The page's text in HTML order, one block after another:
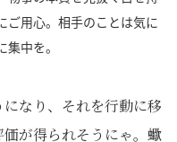
ご用心。相手のことは気に
中を。
なり、それを行動に移
が得られそうにゃ。蠍